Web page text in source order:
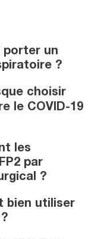
porter un
?
choisir
le COVID-19
les
par
?
bien utiliser